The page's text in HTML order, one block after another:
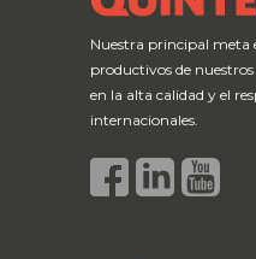
Nuestra principal meta
productivos de
en la alta calidad y el
internacionales.